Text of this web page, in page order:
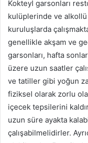
Kokteyl garsonları
kulüplerinde ve
kuruluşlarda
genellikle akşam ve
garsonları, hafta
üzere uzun saatler
ve tatiller gibi yoğun
fiziksel olarak zorlu
içecek tepsilerini
uzun süre ayakta
çalışabilmelidirler.